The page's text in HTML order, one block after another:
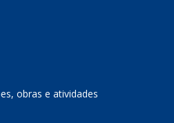
obras e atividades